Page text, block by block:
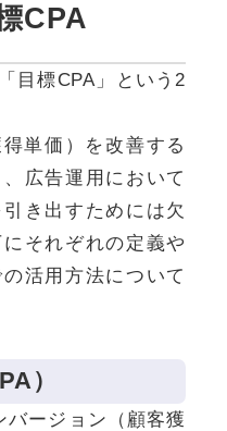
CPA
目標CPA」という2
単価）を改善する
広告運用において
き出すためには欠
それぞれの定義や
活用方法について
）
バージョン（顧客獲